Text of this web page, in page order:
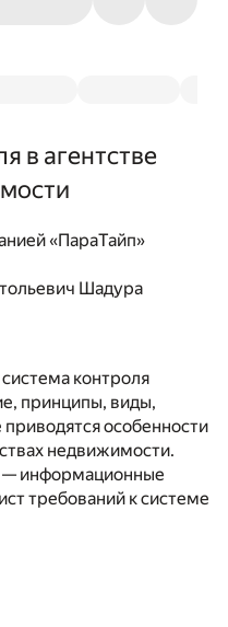
в агентстве
«ПараТайп»
Шадура
контроля
принципы, виды,
особенности
недвижимости.
— информационные
требований к системе